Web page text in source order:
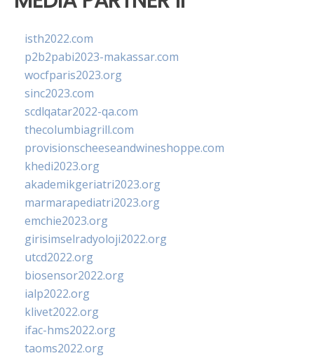
isth2022.com
p2b2pabi2023-makassar.com
wocfparis2023.org
sinc2023.com
scdlqatar2022-qa.com
thecolumbiagrill.com
provisionscheeseandwineshoppe.com
khedi2023.org
akademikgeriatri2023.org
marmarapediatri2023.org
emchie2023.org
girisimselradyoloji2022.org
utcd2022.org
biosensor2022.org
ialp2022.org
klivet2022.org
ifac-hms2022.org
taoms2022.org